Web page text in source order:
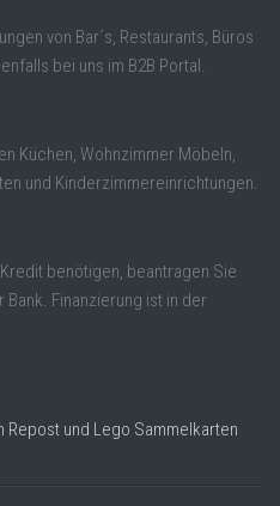
von Bar´s, Restaurants, Büros
bei uns im B2B Portal.
Küchen, Wohnzimmer Möbeln,
und Kinderzimmereinrichtungen.
benötigen, beantragen Sie
Finanzierung ist in der
und Lego Sammelkarten